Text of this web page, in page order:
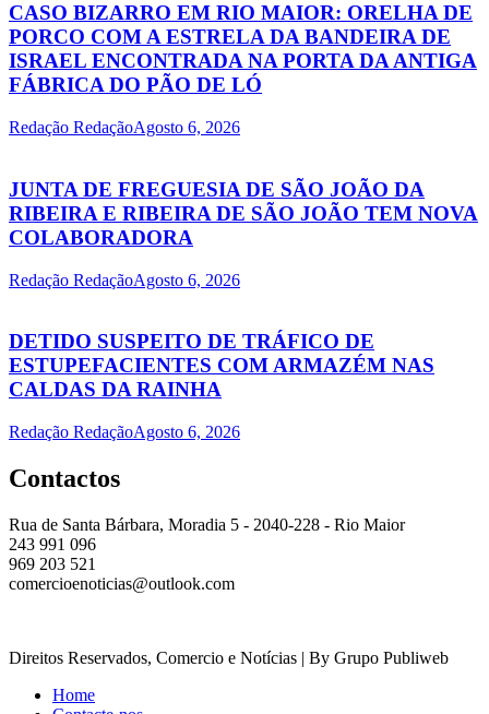
CASO BIZARRO EM RIO MAIOR: ORELHA DE
PORCO COM A ESTRELA DA BANDEIRA DE
ISRAEL ENCONTRADA NA PORTA DA ANTIGA
FÁBRICA DO PÃO DE LÓ
Redação RedaçãoAgosto 6, 2026
JUNTA DE FREGUESIA DE SÃO JOÃO DA
RIBEIRA E RIBEIRA DE SÃO JOÃO TEM NOVA
COLABORADORA
Redação RedaçãoAgosto 6, 2026
DETIDO SUSPEITO DE TRÁFICO DE
ESTUPEFACIENTES COM ARMAZÉM NAS
CALDAS DA RAINHA
Redação RedaçãoAgosto 6, 2026
Contactos
Rua de Santa Bárbara, Moradia 5 - 2040-228 - Rio Maior
243 991 096
969 203 521
comercioenoticias@outlook.com
Direitos Reservados, Comercio e Notícias | By Grupo Publiweb
Home